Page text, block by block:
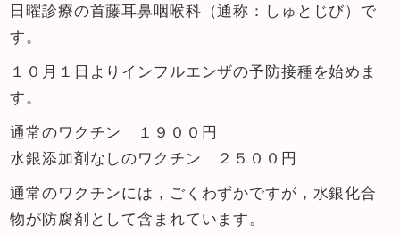
日曜診療の首藤耳鼻咽喉科（通称：しゅとじび）で
す。
１０月１日よりインフルエンザの予防接種を始めま
す。
通常のワクチン １９００円
水銀添加剤なしのワクチン ２５００円
通常のワクチンには，ごくわずかですが，水銀化合
物が防腐剤として含まれています。